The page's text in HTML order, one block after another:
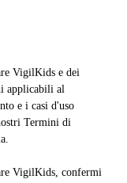
VigilKids e dei
applicabili al
e i casi d'uso
Termini di
VigilKids, confermi